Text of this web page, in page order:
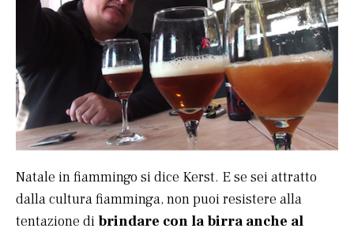
Natale in fiammingo si dice Kerst. E se sei attratto
dalla cultura fiamminga, non puoi resistere alla
tentazione di brindare con la birra anche al